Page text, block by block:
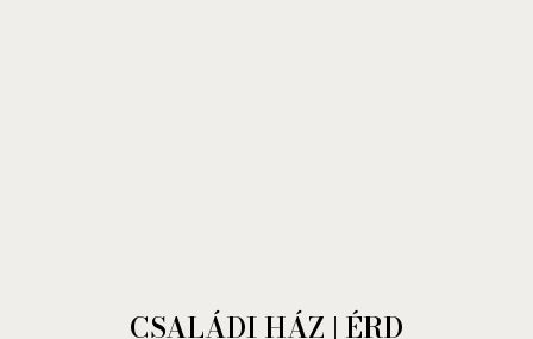
CSALÁDI HÁZ | ÉRD